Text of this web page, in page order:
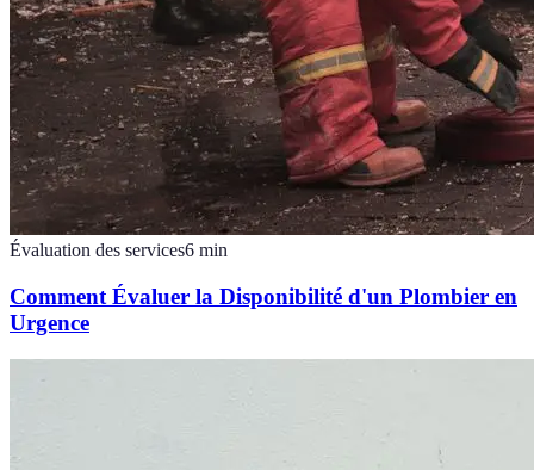
Évaluation des services6 min
Comment Évaluer la Disponibilité d'un Plombier en
Urgence